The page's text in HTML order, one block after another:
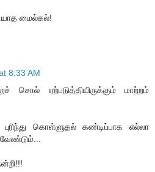
மைல்கல்!
8:33 AM
சொல் ஏற்படுத்தியிருக்கும் மாற்றம்
புரிந்து கொள்ளுதல் கண்டிப்பாக எல்லா